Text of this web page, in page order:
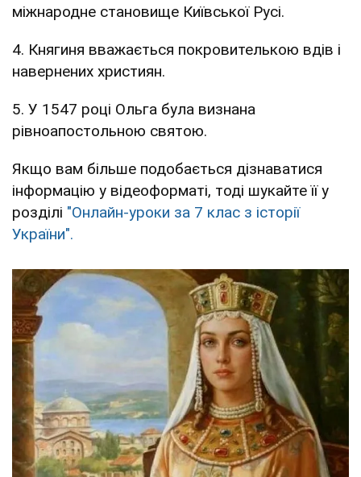
міжнародне становище Київської Русі.
4. Княгиня вважається покровителькою вдів і
навернених християн.
5. У 1547 році Ольга була визнана
рівноапостольною святою.
Якщо вам більше подобається дізнаватися
інформацію у відеоформаті, тоді шукайте її у
розділі "Онлайн-уроки за 7 клас з історії
України".